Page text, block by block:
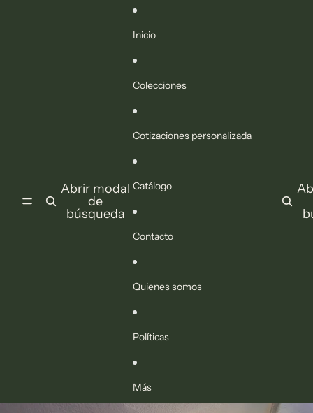
Abrir modal
de
búsqueda
Inicio
Colecciones
Cotizaciones personalizada
Catálogo
Contacto
Quienes somos
Políticas
Más
Ir directamente a la información del producto